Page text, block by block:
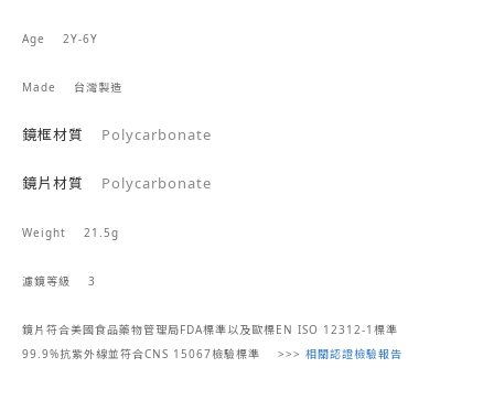
Age 2Y-6Y
Made 台灣製造
鏡框材質 Polycarbonate
鏡片材質 Polycarbonate
Weight 21.5g
濾鏡等級 3
鏡片符合美國食品藥物管理局FDA標準以及歐標EN ISO 12312-1標準
99.9%抗紫外線並符合CNS 15067檢驗標準 >>> 相關認證檢驗報告